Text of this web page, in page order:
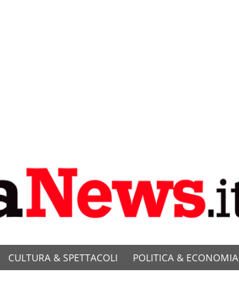
CULTURA & SPETTACOLI POLITICA & ECONOMIA